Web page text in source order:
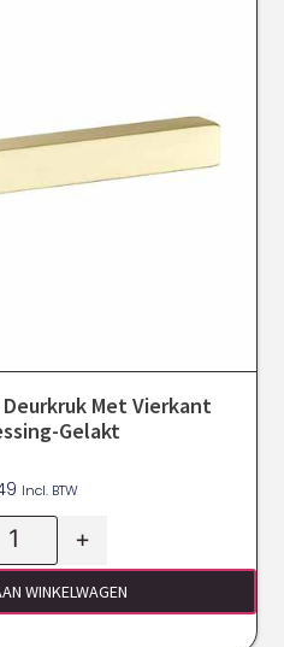
Met Vierkant
Gelakt
Incl. BTW
+
WINKELWAGEN